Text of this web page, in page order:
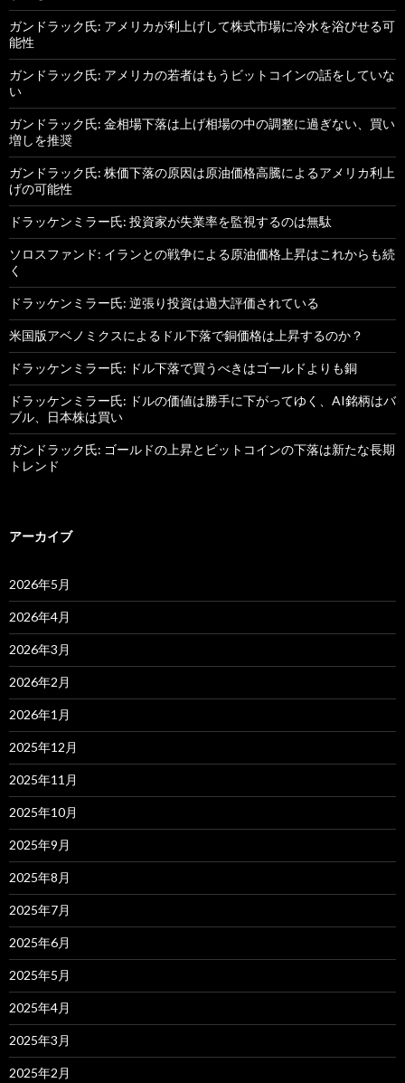
ガンドラック氏: アメリカが利上げして株式市場に冷水を浴びせる可
能性
ガンドラック氏: アメリカの若者はもうビットコインの話をしていな
い
ガンドラック氏: 金相場下落は上げ相場の中の調整に過ぎない、買い
増しを推奨
ガンドラック氏: 株価下落の原因は原油価格高騰によるアメリカ利上
げの可能性
ドラッケンミラー氏: 投資家が失業率を監視するのは無駄
ソロスファンド: イランとの戦争による原油価格上昇はこれからも続
く
ドラッケンミラー氏: 逆張り投資は過大評価されている
米国版アベノミクスによるドル下落で銅価格は上昇するのか？
ドラッケンミラー氏: ドル下落で買うべきはゴールドよりも銅
ドラッケンミラー氏: ドルの価値は勝手に下がってゆく、AI銘柄はバ
ブル、日本株は買い
ガンドラック氏: ゴールドの上昇とビットコインの下落は新たな長期
トレンド
アーカイブ
2026年5月
2026年4月
2026年3月
2026年2月
2026年1月
2025年12月
2025年11月
2025年10月
2025年9月
2025年8月
2025年7月
2025年6月
2025年5月
2025年4月
2025年3月
2025年2月